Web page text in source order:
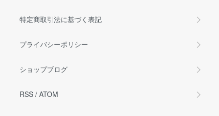
特定商取引法に基づく表記
プライバシーポリシー
ショップブログ
RSS / ATOM